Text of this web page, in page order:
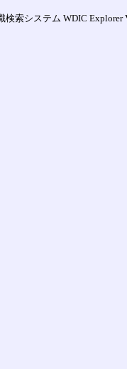
検索システム WDIC Explorer